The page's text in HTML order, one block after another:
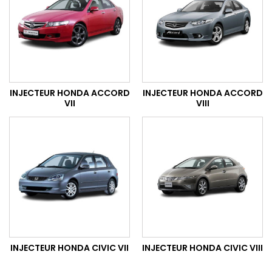
INJECTEUR HONDA ACCORD
VII
INJECTEUR HONDA ACCORD
VIII
INJECTEUR HONDA CIVIC VII INJECTEUR HONDA CIVIC VIII